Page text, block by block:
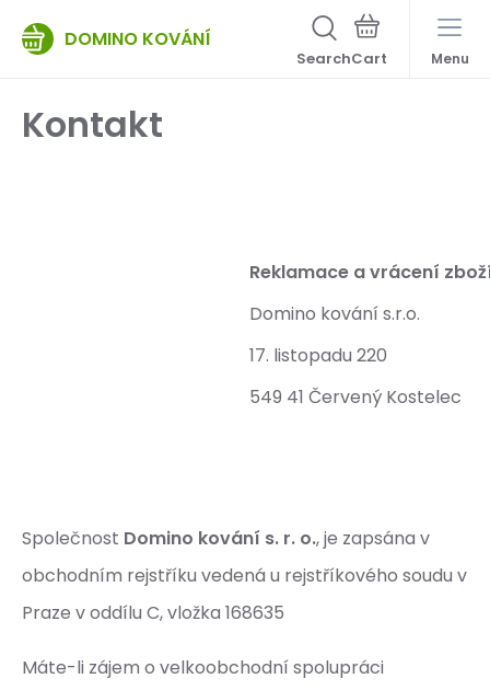
DOMINO KOVÁNÍ
Search Menu
Kontakt
Reklamace a vrácení
Domino kování s.r.o.
17. listopadu 220
549 41 Červený Kostelec
Společnost Domino kování s. r. o., je zapsána v
obchodním rejstříku vedená u rejstříkového soudu v
Praze v oddílu C, vložka 168635
Máte-li zájem o velkoobchodní spolupráci